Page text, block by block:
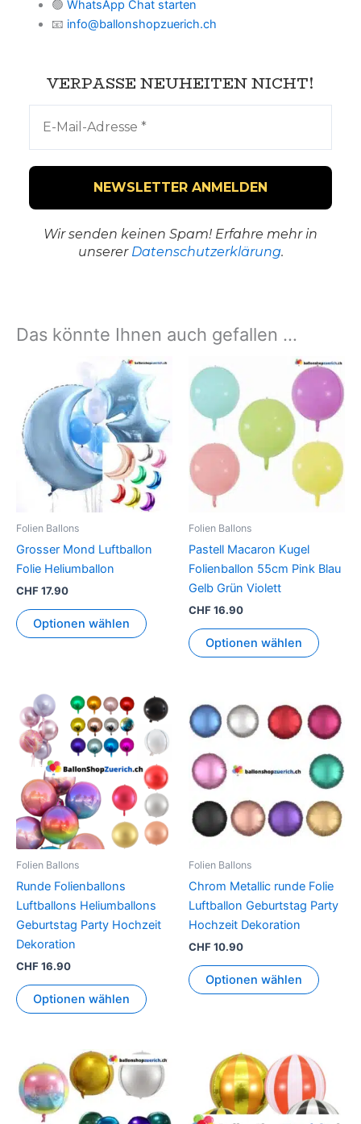
🟢 WhatsApp Chat starten
📧 info@ballonshopzuerich.ch
VERPASSE NEUHEITEN NICHT!
Wir senden keinen Spam! Erfahre mehr in
unserer Datenschutzerklärung.
Das könnte Ihnen auch gefallen …
Folien Ballons
Grosser Mond Luftballon
Folie Heliumballon
CHF17.90
Optionen wählen
Dieses
Produkt
weist
mehrere
Varianten
auf.
Die
Optionen
der
Produktseite
werden
Folien Ballons
Pastell Macaron Kugel
Folienballon 55cm Pink Blau
Gelb Grün Violett
CHF16.90
Optionen wählen
Dieses
Produkt
weist
auf.
Die
Folien Ballons
Runde Folienballons
Luftballons Heliumballons
Geburtstag Party Hochzeit
Dekoration
CHF16.90
Optionen wählen
Dieses
Produkt
weist
mehrere
Varianten
auf.
Die
Optionen
Produktseite
gewählt
Folien Ballons
Chrom Metallic runde Folie
Luftballon Geburtstag Party
Hochzeit Dekoration
CHF10.90
Optionen wählen
Dieses
Produkt
weist
auf.
Die
der
Dieses
Produkt
weist
mehrere
Produkt
weist